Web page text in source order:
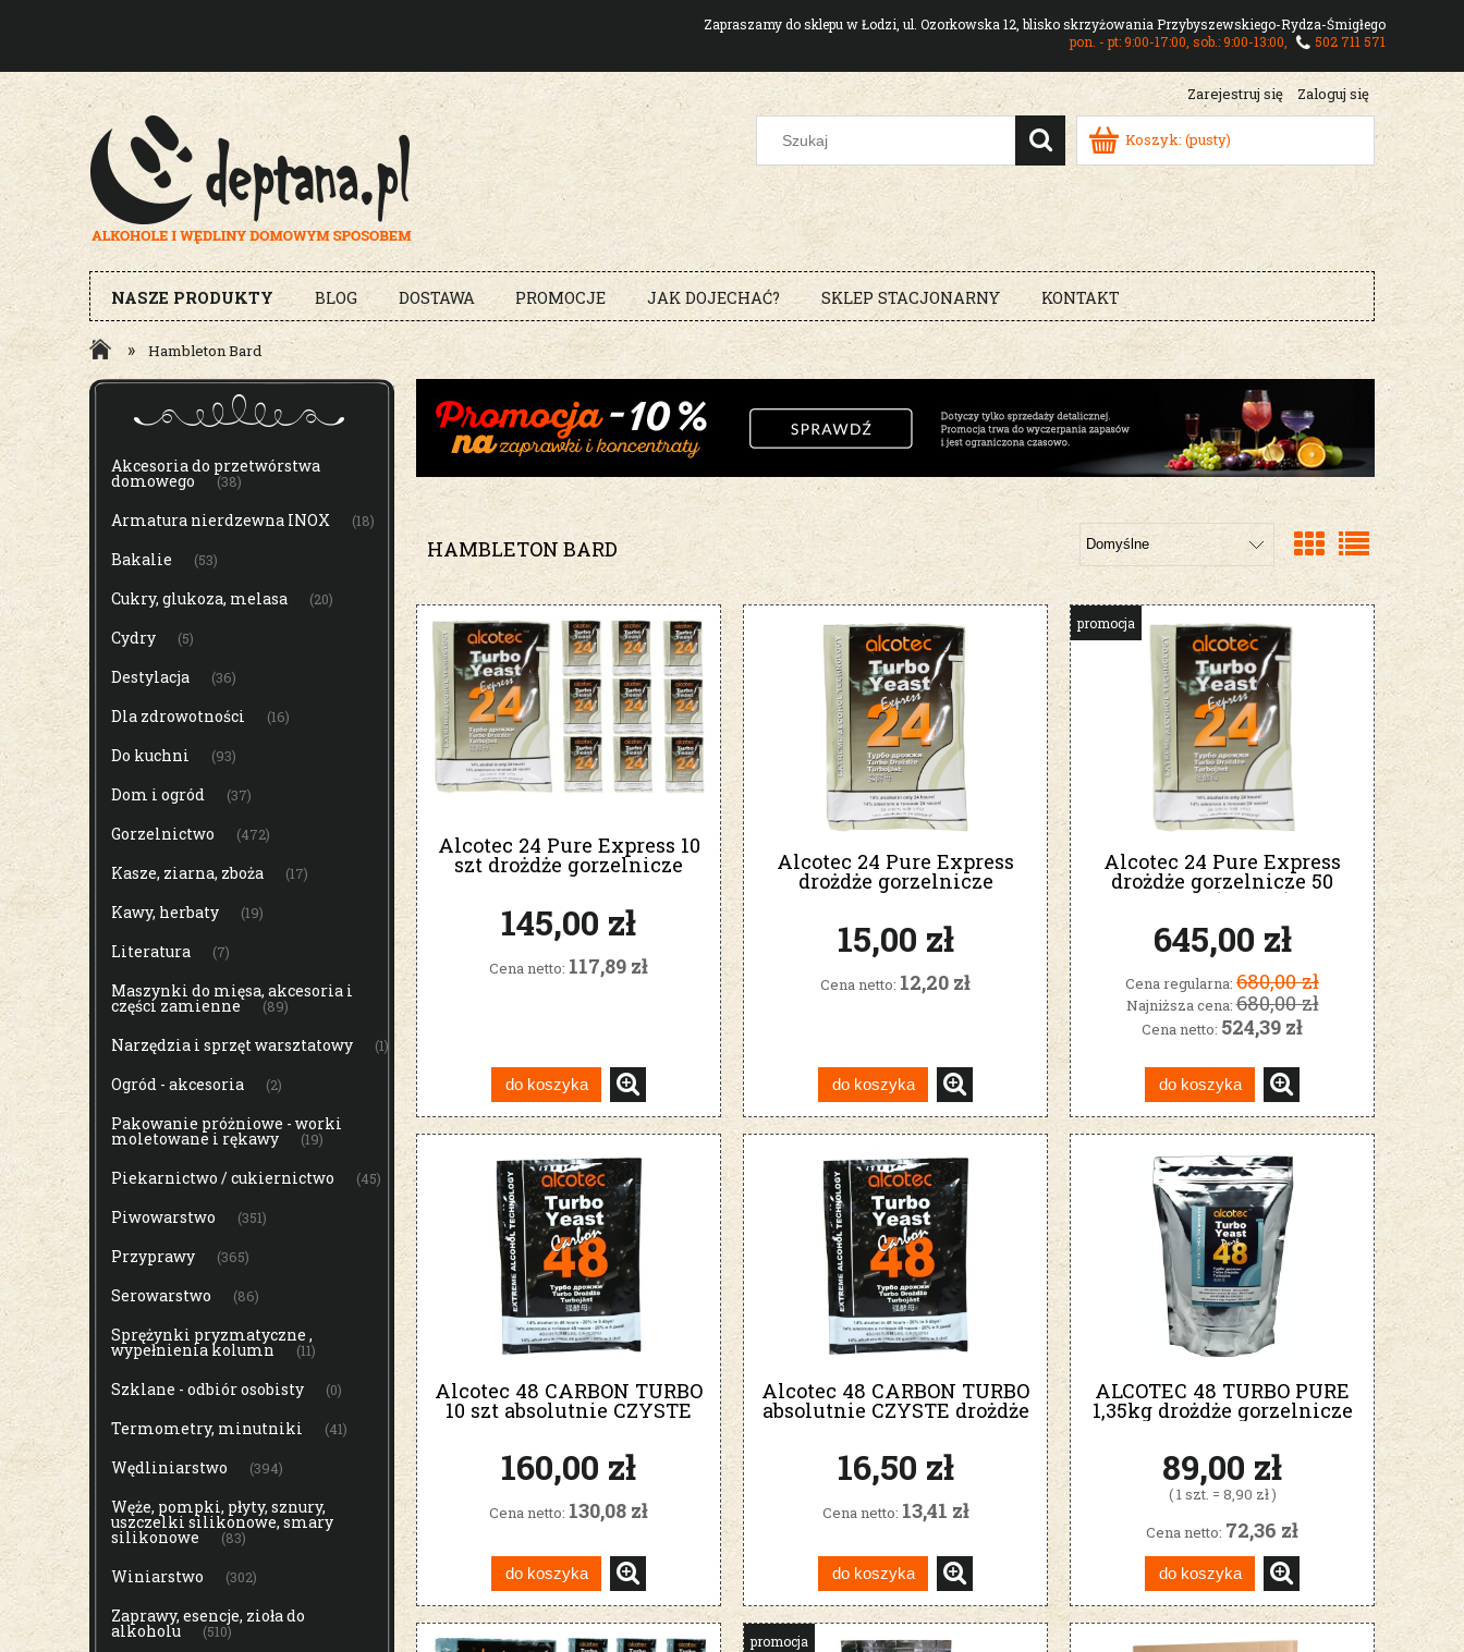
Zapraszamy do sklepu w Łodzi, ul. Ozorkowska 12, blisko skrzyżowania Przybyszewskiego-Rydza-Śmigłego
pon. - pt: 9:00-17:00, sob.: 9:00-13:00,
502 711 571
Zarejestruj się Zaloguj się
Koszyk: (pusty)
NASZE PRODUKTY BLOG DOSTAWA PROMOCJE JAK DOJECHAĆ? SKLEP STACJONARNY KONTAKT
» Hambleton Bard
MENU
Akcesoria do przetwórstwa
domowego (38)
Armatura nierdzewna INOX (18)
Bakalie (53)
Cukry, glukoza, melasa (20)
Cydry (5)
Destylacja (36)
Dla zdrowotności (16)
Do kuchni (93)
Dom i ogród (37)
Gorzelnictwo (472)
Kasze, ziarna, zboża (17)
Kawy, herbaty (19)
Literatura (7)
Maszynki do mięsa, akcesoria i
części zamienne (89)
Narzędzia i sprzęt warsztatowy (1)
Ogród - akcesoria (2)
Pakowanie próżniowe - worki
moletowane i rękawy (19)
Piekarnictwo / cukiernictwo (45)
Piwowarstwo (351)
Przyprawy (365)
Serowarstwo (86)
Sprężynki pryzmatyczne ,
wypełnienia kolumn (11)
Szklane - odbiór osobisty (0)
Termometry, minutniki (41)
Wędliniarstwo (394)
Węże, pompki, płyty, sznury,
uszczelki silikonowe, smary
silikonowe (83)
Winiarstwo (302)
Zaprawy, esencje, zioła do
alkoholu (510)
HAMBLETON BARD
Alcotec 24 Pure Express 10
szt drożdże gorzelnicze
145,00 zł
Cena netto: 117,89 zł
do koszyka
Alcotec 24 Pure Express
drożdże gorzelnicze
15,00 zł
Cena netto: 12,20 zł
do koszyka
Alcotec 24 Pure Express
drożdże gorzelnicze 50
sztuk (karton)
645,00 zł
Cena regularna: 680,00 zł
Najniższa cena:680,00 zł
Cena netto: 524,39 zł
do koszyka
promocja
Alcotec 48 CARBON TURBO
10 szt absolutnie CZYSTE
160,00 zł
Cena netto: 130,08 zł
do koszyka
Alcotec 48 CARBON TURBO
absolutnie CZYSTE drożdże
16,50 zł
Cena netto: 13,41 zł
do koszyka
ALCOTEC 48 TURBO PURE
1,35kg drożdże gorzelnicze
89,00 zł
( 1 szt. = 8,90 zł )
Cena netto: 72,36 zł
do koszyka
promocja